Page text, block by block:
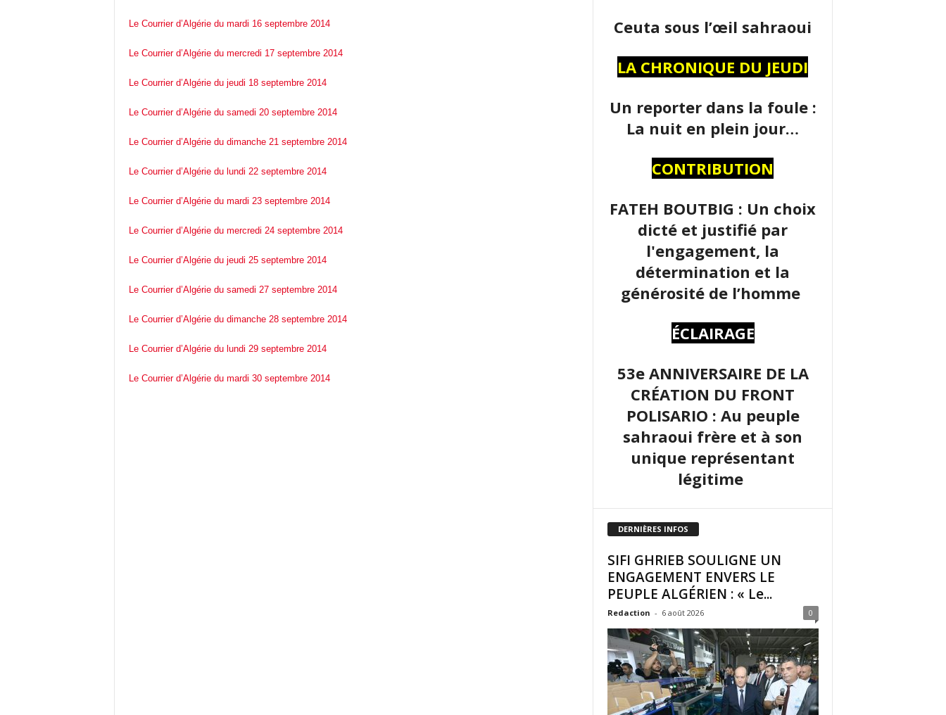
Le Courrier d’Algérie du mardi 16 septembre 2014
Le Courrier d’Algérie du mercredi 17 septembre 2014
Le Courrier d’Algérie du jeudi 18 septembre 2014
Le Courrier d’Algérie du samedi 20 septembre 2014
Le Courrier d’Algérie du dimanche 21 septembre 2014
Le Courrier d’Algérie du lundi 22 septembre 2014
Le Courrier d’Algérie du mardi 23 septembre 2014
Le Courrier d’Algérie du mercredi 24 septembre 2014
Le Courrier d’Algérie du jeudi 25 septembre 2014
Le Courrier d’Algérie du samedi 27 septembre 2014
Le Courrier d’Algérie du dimanche 28 septembre 2014
Le Courrier d’Algérie du lundi 29 septembre 2014
Le Courrier d’Algérie du mardi 30 septembre 2014
Ceuta sous l’œil sahraoui
LA CHRONIQUE DU JEUDI
Un reporter dans la foule :
La nuit en plein jour…
CONTRIBUTION
FATEH BOUTBIG : Un choix
dicté et justifié par
l'engagement, la
détermination et la
générosité de l’homme
ÉCLAIRAGE
53e ANNIVERSAIRE DE LA
CRÉATION DU FRONT
POLISARIO : Au peuple
sahraoui frère et à son
unique représentant
légitime
DERNIÈRES INFOS
SIFI GHRIEB SOULIGNE UN
ENGAGEMENT ENVERS LE
PEUPLE ALGÉRIEN : « Le...
Redaction - 6 août 2026 0